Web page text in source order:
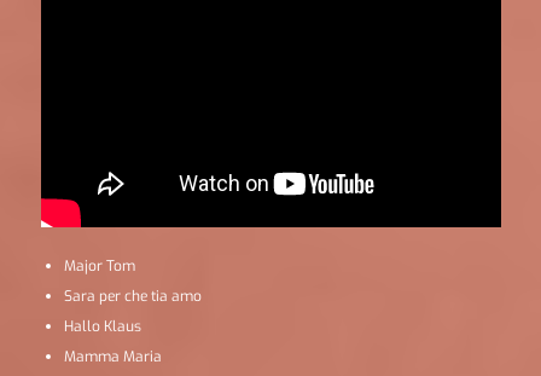
Major Tom
Sara per che tia amo
Hallo Klaus
Mamma Maria